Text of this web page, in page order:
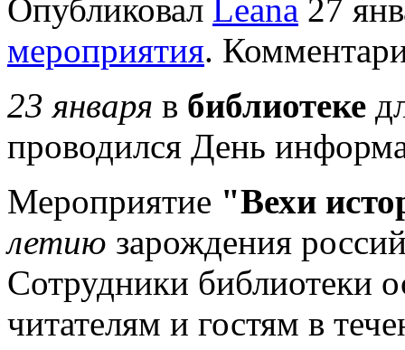
Опубликовал Leana 27
мероприятия.
23 января в библиотеке
проводился День
Мероприятие "Вехи
летию зарождения
Сотрудники библиотеки
читателям и гостям в